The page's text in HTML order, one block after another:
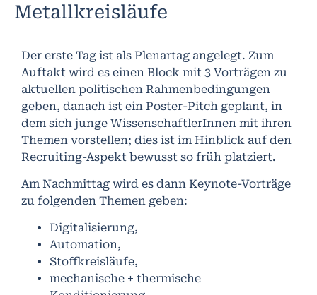
Metallkreisläufe
Der erste Tag ist als Plenartag angelegt. Zum
Auftakt wird es einen Block mit 3 Vorträgen zu
aktuellen politischen Rahmenbedingungen
geben, danach ist ein Poster-Pitch geplant, in
dem sich junge WissenschaftlerInnen mit ihren
Themen vorstellen; dies ist im Hinblick auf den
Recruiting-Aspekt bewusst so früh platziert.
Am Nachmittag wird es dann Keynote-Vorträge
zu folgenden Themen geben:
Digitalisierung,
Automation,
Stoffkreisläufe,
mechanische + thermische